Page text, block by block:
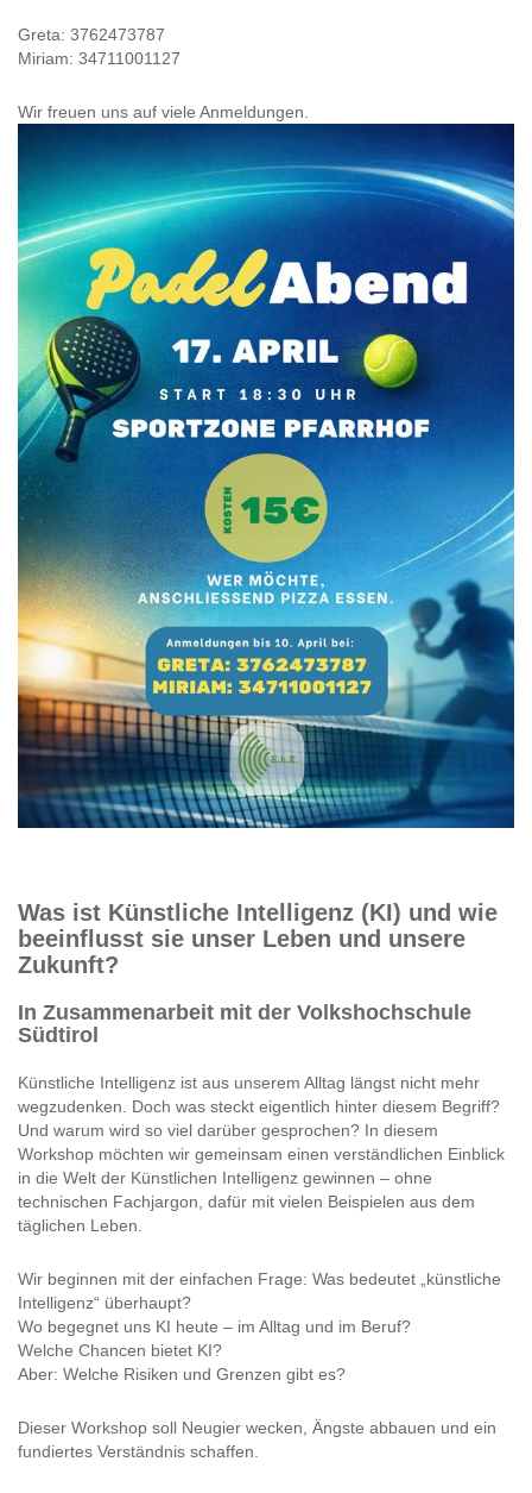
Greta: 3762473787
Miriam: 34711001127
Wir freuen uns auf viele Anmeldungen.
Was ist Künstliche Intelligenz (KI) und wie
beeinflusst sie unser Leben und unsere
Zukunft?
In Zusammenarbeit mit der Volkshochschule
Südtirol
Künstliche Intelligenz ist aus unserem Alltag längst nicht mehr
wegzudenken. Doch was steckt eigentlich hinter diesem Begriff?
Und warum wird so viel darüber gesprochen? In diesem
Workshop möchten wir gemeinsam einen verständlichen Einblick
in die Welt der Künstlichen Intelligenz gewinnen – ohne
technischen Fachjargon, dafür mit vielen Beispielen aus dem
täglichen Leben.
Wir beginnen mit der einfachen Frage: Was bedeutet „künstliche
Intelligenz“ überhaupt?
Wo begegnet uns KI heute – im Alltag und im Beruf?
Welche Chancen bietet KI?
Aber: Welche Risiken und Grenzen gibt es?
Dieser Workshop soll Neugier wecken, Ängste abbauen und ein
fundiertes Verständnis schaffen.